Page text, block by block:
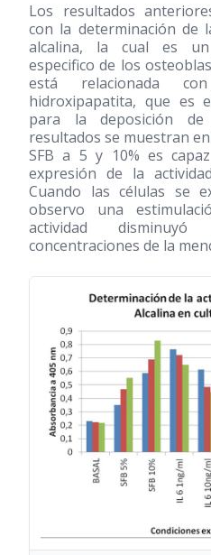
Los resultados
con la determinación de
alcalina, la cual es un
especifico de los
está relacionada
hidroxipapatita, que es
para la deposición de
resultados se muestran
SFB a 5 y 10% es
expresión de la
Cuando las células se
observo una
actividad
concentraciones de la